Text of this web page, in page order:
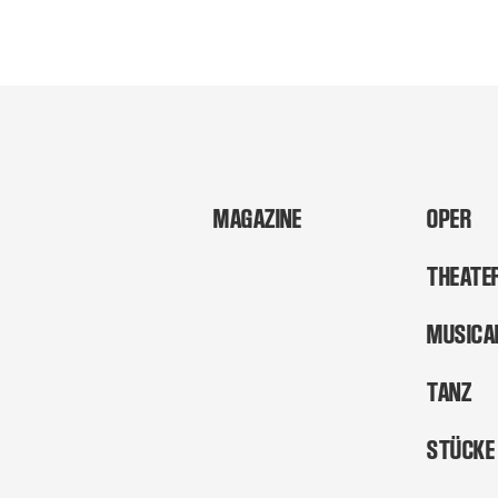
MAGAZINE
OPER
TANZ
STÜCKE